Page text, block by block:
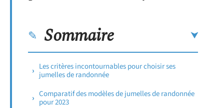
Sommaire
Les critères incontournables pour choisir ses
jumelles de randonnée
Comparatif des modèles de jumelles de randonnée
pour 2023